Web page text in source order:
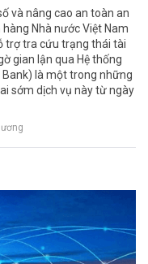
và nâng cao an toàn an
Nhà nước Việt Nam
trợ tra cứu trạng thái tài
gian lận qua Hệ thống
Bank) là một trong những
sớm dịch vụ này từ ngày